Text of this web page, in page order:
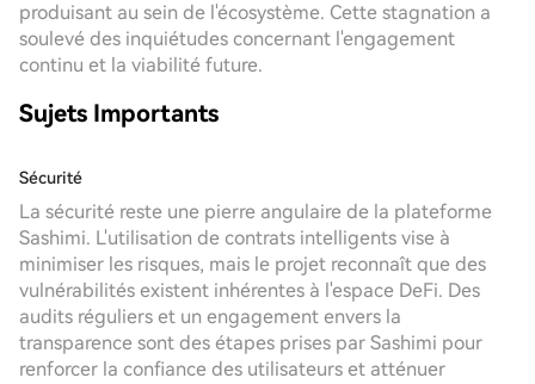
produisant au sein de l'écosystème. Cette stagnation a
soulevé des inquiétudes concernant l'engagement
continu et la viabilité future.
Sujets Importants
Sécurité
La sécurité reste une pierre angulaire de la plateforme
Sashimi. L'utilisation de contrats intelligents vise à
minimiser les risques, mais le projet reconnaît que des
vulnérabilités existent inhérentes à l'espace DeFi. Des
audits réguliers et un engagement envers la
transparence sont des étapes prises par Sashimi pour
renforcer la confiance des utilisateurs et atténuer